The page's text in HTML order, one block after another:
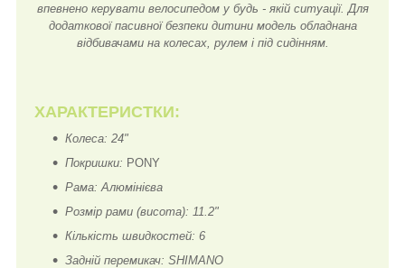
ХАРАКТЕРИСТКИ:
Колеса: 24"
Покришки: PONY
Рама: Алюмінієва
Розмір рами (висота): 11.2"
Кількість швидкостей: 6
Задній перемикач: SHIMANO
впевнено керувати велосипедом у будь - якій ситуації. Для
додаткової пасивної безпеки дитини модель обладнана
відбивачами на колесах, рулем і під сидінням.